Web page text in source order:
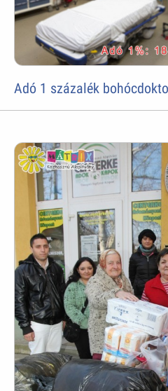
Adó 1 százalék